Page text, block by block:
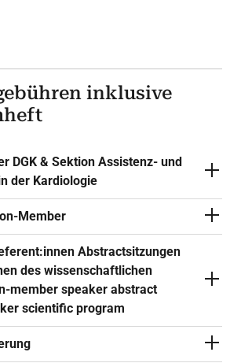
inklusive
DGK & Sektion Assistenz- und
der Kardiologie
Member
Abstractsitzungen
des wissenschaftlichen
abstract
scientific program